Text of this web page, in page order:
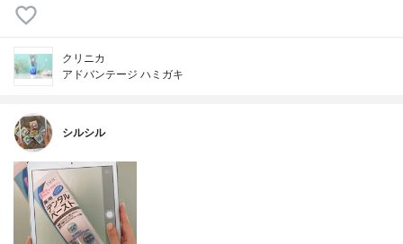
クリニカ
アドバンテージ ハミガキ
シルシル